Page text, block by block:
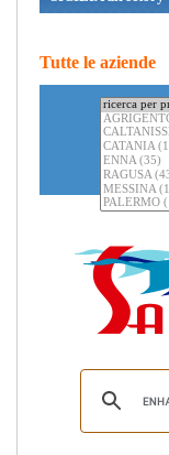
Tutte le aziende